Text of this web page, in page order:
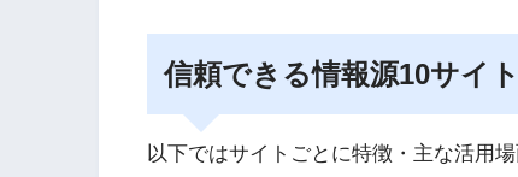
信頼できる情報源10サイト
以下ではサイトごとに特徴・主な活用